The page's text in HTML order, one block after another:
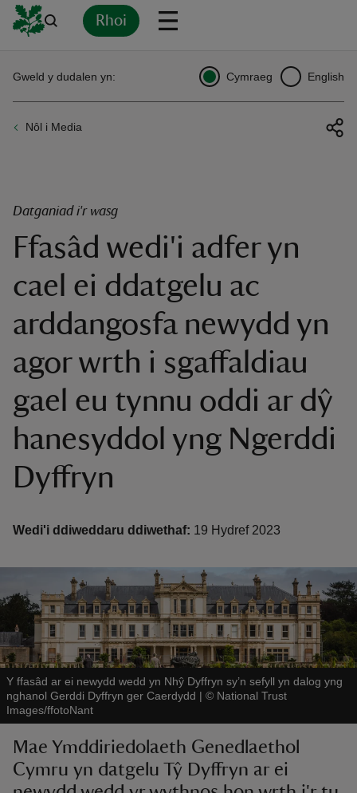
Rhoi
Nôl i Media
Gweld y dudalen yn: Cymraeg English
Datganiad i'r wasg
Ffasâd wedi'i adfer yn
cael ei ddatgelu ac
arddangosfa newydd yn
agor wrth i sgaffaldiau
gael eu tynnu oddi ar dŷ
hanesyddol yng Ngerddi
Dyffryn
Wedi'i ddiweddaru ddiwethaf: 19 Hydref 2023
Y ffasâd ar ei newydd wedd yn Nhŷ Dyffryn sy’n sefyll yn dalog yng
nghanol Gerddi Dyffryn ger Caerdydd | © National Trust
Images/ffotoNant
Mae Ymddiriedolaeth Genedlaethol
Cymru yn datgelu Tŷ Dyffryn ar ei